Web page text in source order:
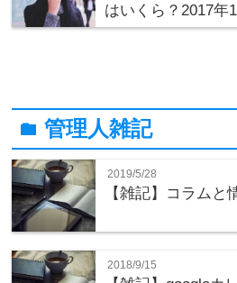
はいくら？2017年
folder管理人雑記
2019/5/28
【雑記】コラムと
2018/9/15